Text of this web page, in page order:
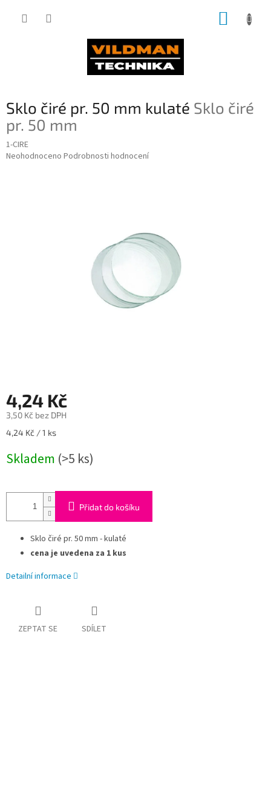
Sklo čiré pr. 50 mm kulaté Sklo čiré
pr. 50 mm
1-CIRE
Průměrné
Neohodnoceno Podrobnosti hodnocení
4,24 Kč
3,50 Kč bez DPH
Měrná
4,24 Kč / 1 ks
Skladem (>5 ks)
Přidat do košíku
Sklo čiré pr. 50 mm - kulaté
cena je uvedena za 1 kus
Detailní informace
ZEPTAT SE SDÍLET